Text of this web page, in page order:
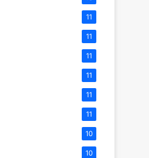
11
11
11
11
11
11
10
10